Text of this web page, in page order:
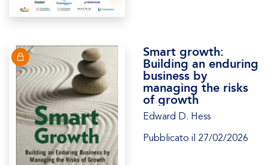
Smart growth:
Building an enduring
business by
managing the risks
of growth
Edward D. Hess
Pubblicato il 27/02/2026